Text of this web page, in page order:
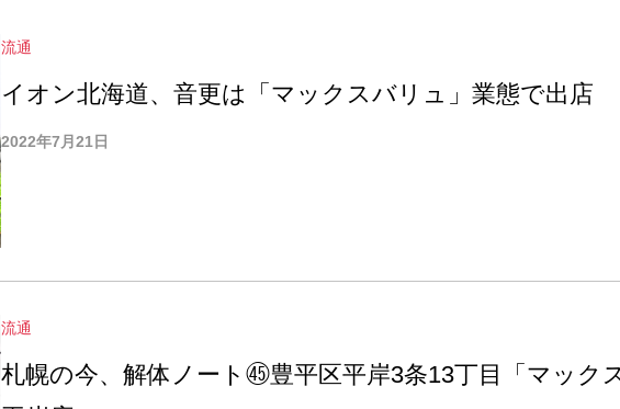
流通
イオン北海道、音更は「マックスバリュ」業態で出店
2022年7月21日
流通
札幌の今、解体ノート㊺豊平区平岸3条13丁目「マック